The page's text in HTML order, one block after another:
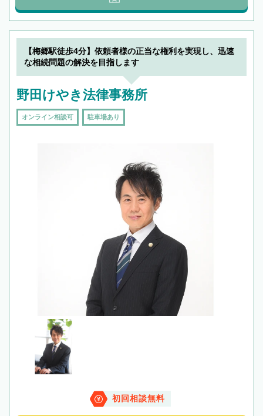
【梅郷駅徒歩4分】依頼者様の正当な権利を実現し、迅速
な相続問題の解決を目指します
野田けやき法律事務所
オンライン相談可 駐車場あり
初回相談無料